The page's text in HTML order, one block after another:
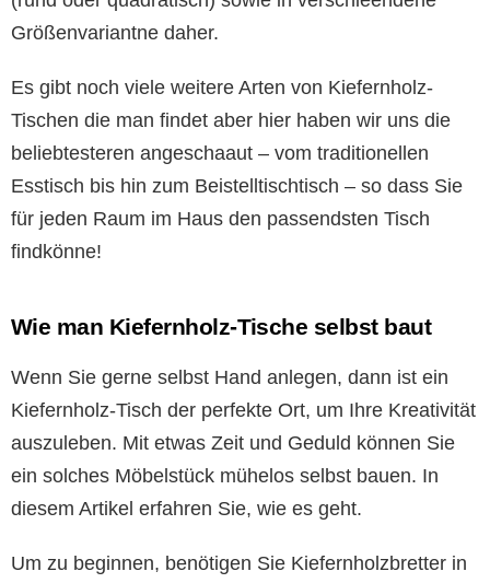
Größenvariantne daher.
Es gibt noch viele weitere Arten von Kiefernholz-
Tischen die man findet aber hier haben wir uns die
beliebtesteren angeschaaut – vom traditionellen
Esstisch bis hin zum Beistelltischtisch – so dass Sie
für jeden Raum im Haus den passendsten Tisch
findkönne!
Wie man Kiefernholz-Tische selbst baut
Wenn Sie gerne selbst Hand anlegen, dann ist ein
Kiefernholz-Tisch der perfekte Ort, um Ihre Kreativität
auszuleben. Mit etwas Zeit und Geduld können Sie
ein solches Möbelstück mühelos selbst bauen. In
diesem Artikel erfahren Sie, wie es geht.
Um zu beginnen, benötigen Sie Kiefernholzbretter in